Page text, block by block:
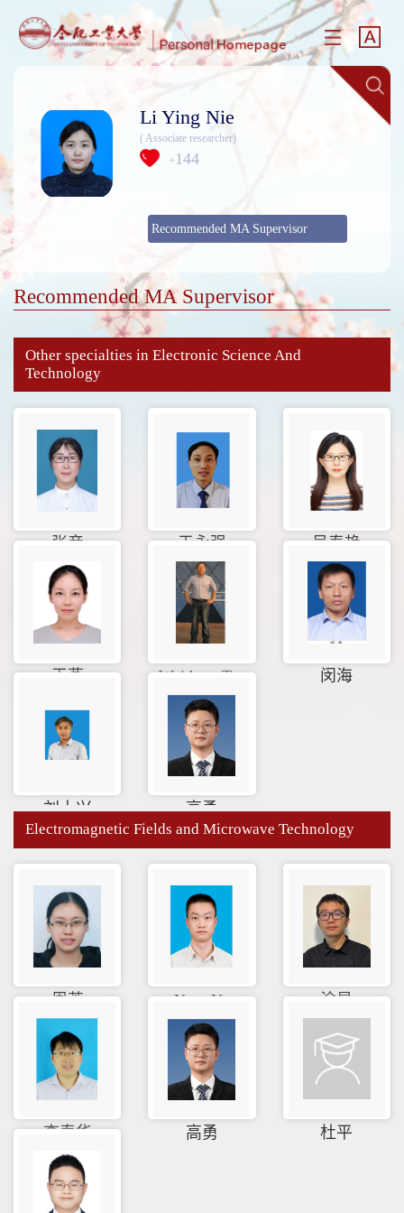
Li Ying Nie
( Associate researcher)
+ 144
Recommended MA Supervisor
Recommended MA Supervisor
Other specialties in Electronic Science And
Technology
张彦 于永强 吴春艳
王燕 Weidong T... 闵海
刘士兴 高勇
Electromagnetic Fields and Microwave Technology
周芳 Yang Yu 涂昊
李春华 高勇 杜平